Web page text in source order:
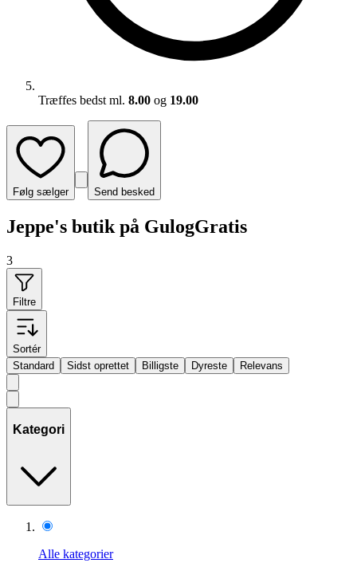
Træffes bedst ml. 8.00 og 19.00
Følg sælger Send besked
Jeppe's butik på GulogGratis
3
Filtre
Sortér
Standard
Sidst oprettet Billigste Dyreste Relevans
Kategori
Alle kategorier